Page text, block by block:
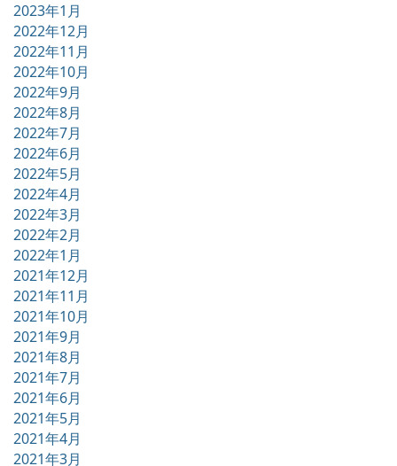
2023年1月
2022年12月
2022年11月
2022年10月
2022年9月
2022年8月
2022年7月
2022年6月
2022年5月
2022年4月
2022年3月
2022年2月
2022年1月
2021年12月
2021年11月
2021年10月
2021年9月
2021年8月
2021年7月
2021年6月
2021年5月
2021年4月
2021年3月